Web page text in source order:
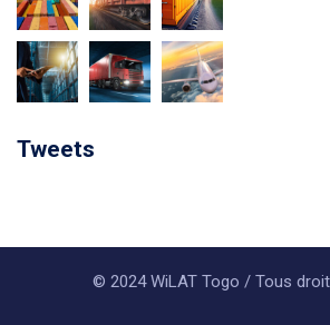
Tweets
© 2024 WiLAT Togo / Tous